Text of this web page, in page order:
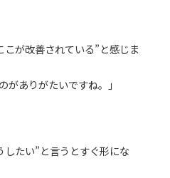
こが改善されている”と感じま
がありがたいですね。」
したい”と言うとすぐ形にな